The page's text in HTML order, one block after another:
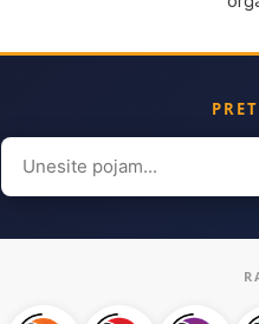
Search
for: